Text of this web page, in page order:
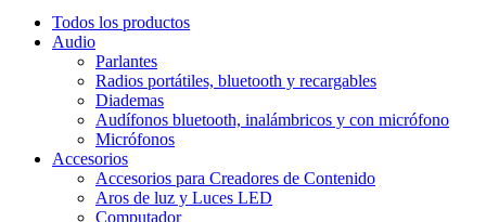
Todos los productos
Audio
Parlantes
Radios portátiles, bluetooth y recargables
Diademas
Audífonos bluetooth, inalámbricos y con micrófono
Micrófonos
Accesorios
Accesorios para Creadores de Contenido
Aros de luz y Luces LED
Computador